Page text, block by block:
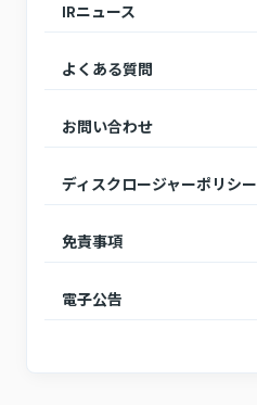
IRニュース
よくある質問
お問い合わせ
ディスクロージャーポリシー
免責事項
電子公告